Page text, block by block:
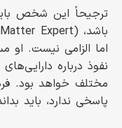
ترجیحاً این شخص
اما الزامی نیست.
نفوذ درباره
مختلف خواهد بود.
پاسخی ندارد، باید